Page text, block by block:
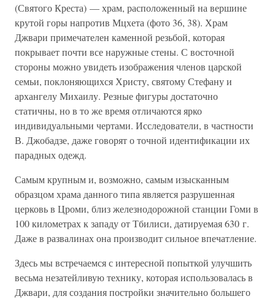
(Святого Креста) — храм, расположенный на вершине
крутой горы напротив Мцхета (фото 36, 38). Храм
Джвари примечателен каменной резьбой, которая
покрывает почти все наружные стены. С восточной
стороны можно увидеть изображения членов царской
семьи, поклоняющихся Христу, святому Стефану и
архангелу Михаилу. Резные фигуры достаточно
статичны, но в то же время отличаются ярко
индивидуальными чертами. Исследователи, в частности
В. Джобадзе, даже говорят о точной идентификации их
парадных одежд.
Самым крупным и, возможно, самым изысканным
образцом храма данного типа является разрушенная
церковь в Цроми, близ железнодорожной станции Гоми в
100 километрах к западу от Тбилиси, датируемая 630 г.
Даже в развалинах она производит сильное впечатление.
Здесь мы встречаемся с интересной попыткой улучшить
весьма незатейливую технику, которая использовалась в
Джвари, для создания постройки значительно большего